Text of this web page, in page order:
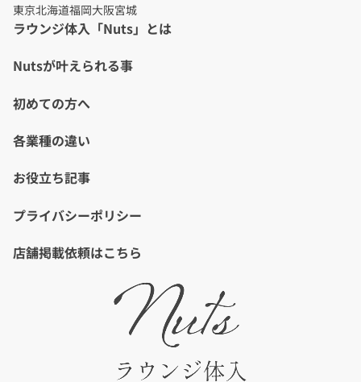
東京北海道福岡大阪宮城
ラウンジ体入「Nuts」とは
Nutsが叶えられる事
初めての方へ
各業種の違い
お役立ち記事
プライバシーポリシー
店舗掲載依頼はこちら